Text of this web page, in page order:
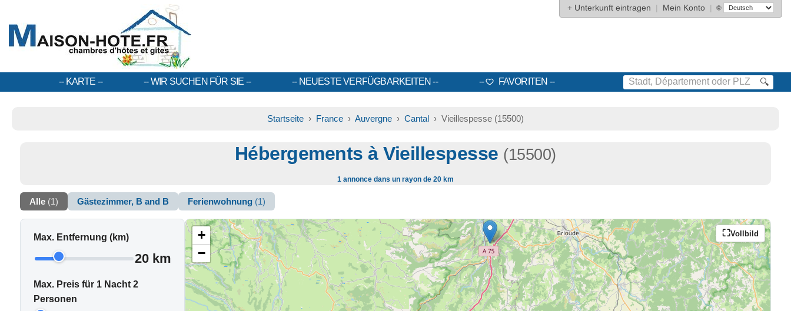
+ Unterkunft eintragen | Mein Konto | 🌐
KARTE WIR SUCHEN FÜR SIE NEUESTE VERFÜGBARKEITEN FAVORITEN 🔍
Startseite› France› Auvergne› Cantal› Vieillespesse (15500)
Hébergements à Vieillespesse (15500)
1 annonce dans un rayon de 20 km
Alle (1) Gästezimmer, B and B Ferienwohnung (1)
Max. Entfernung (km)
20 km
Max. Preis für 1 Nacht 2
Personen
Vollbild
+
−